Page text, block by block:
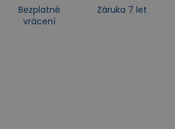
Bezplatné
vrácení
Záruka 7 let